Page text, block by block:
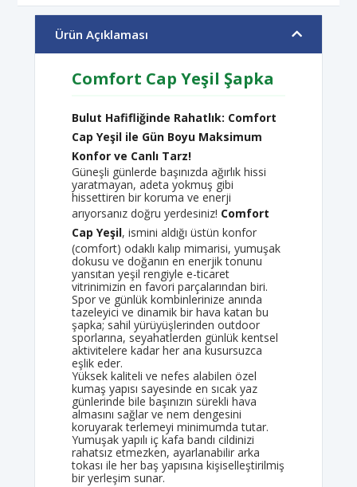
Ürün Açıklaması
Comfort Cap Yeşil Şapka
Bulut Hafifliğinde Rahatlık: Comfort
Cap Yeşil ile Gün Boyu Maksimum
Konfor ve Canlı Tarz!
Güneşli günlerde başınızda ağırlık hissi
yaratmayan, adeta yokmuş gibi
hissettiren bir koruma ve enerji
arıyorsanız doğru yerdesiniz! Comfort
Cap Yeşil, ismini aldığı üstün konfor
(comfort) odaklı kalıp mimarisi, yumuşak
dokusu ve doğanın en enerjik tonunu
yansıtan yeşil rengiyle e-ticaret
vitrinimizin en favori parçalarından biri.
Spor ve günlük kombinlerinize anında
tazeleyici ve dinamik bir hava katan bu
şapka; sahil yürüyüşlerinden outdoor
sporlarına, seyahatlerden günlük kentsel
aktivitelere kadar her ana kusursuzca
eşlik eder.
Yüksek kaliteli ve nefes alabilen özel
kumaş yapısı sayesinde en sıcak yaz
günlerinde bile başınızın sürekli hava
almasını sağlar ve nem dengesini
koruyarak terlemeyi minimumda tutar.
Yumuşak yapılı iç kafa bandı cildinizi
rahatsız etmezken, ayarlanabilir arka
tokası ile her baş yapısına kişiselleştirilmiş
bir yerleşim sunar.